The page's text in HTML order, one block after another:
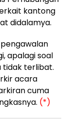
kantong
didalamya.
apalagi soal
tidak terlibat.
acara
cuma
(*)